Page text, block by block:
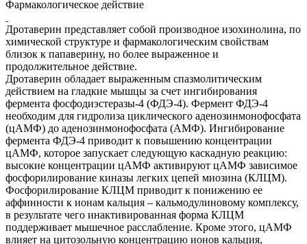
Фармакологическое действие
Дротаверин представляет собой производное изохинолина, по
химической структуре и фармакологическим свойствам
близок к папаверину, но более выраженное и
продолжительное действие.
Дротаверин обладает выраженным спазмолитическим
действием на гладкие мышцы за счет ингибирования
фермента фосфодиэстеразы-4 (ФДЭ-4). Фермент ФДЭ-4
необходим для гидролиза циклического аденозинмонофосфата
(цАМФ) до аденозинмонофосфата (АМФ). Ингибирование
фермента ФДЭ-4 приводит к повышению концентрации
цАМФ, которое запускает следующую каскадную реакцию:
высокие концентрации цАМФ активируют цАМФ зависимое
фосфорилирование киназы легких цепей миозина (КЛЦМ).
Фосфорилирование КЛЦМ приводит к понижению ее
аффинности к ионам кальция – кальмодулиновому комплексу,
в результате чего инактивированная форма КЛЦМ
поддерживает мышечное расслабление. Кроме этого, цАМФ
влияет на цитозольную концентрацию ионов кальция,